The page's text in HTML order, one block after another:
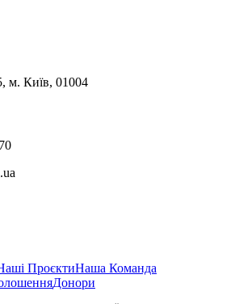
м. Київ, 01004
ПроєктиНаша Команда
Донори